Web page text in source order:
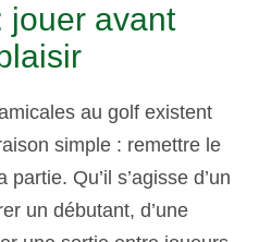
jouer avant
au golf existent
simple : remettre le
Qu’il s’agisse d’un
un débutant, d’une